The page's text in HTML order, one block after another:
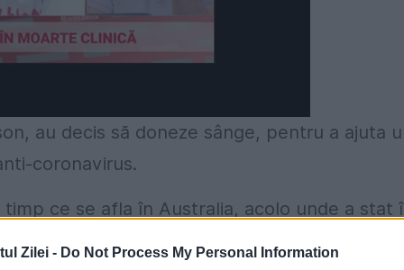
Zilei - Do Not Process My Personal Information
au decis să doneze sânge, pentru a ajuta
coronavirus.
ce se afla în Australia, acolo unde a stat
de boală, Tom și Rita s-au întors acasă,